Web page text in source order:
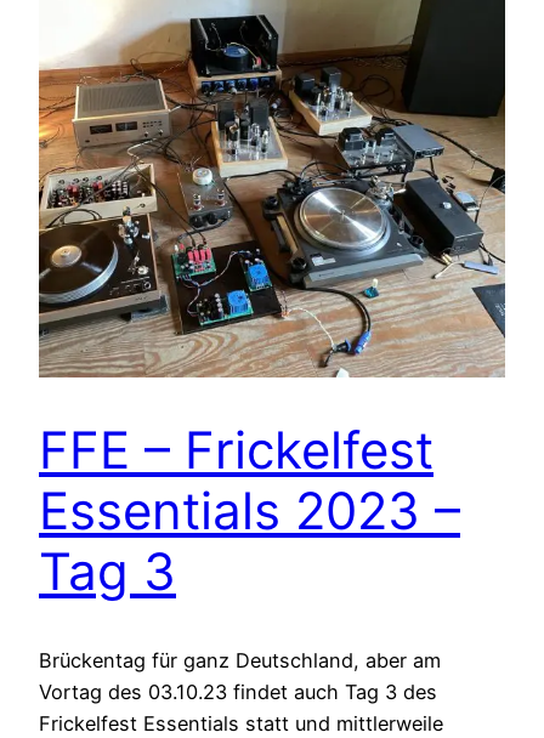
FFE – Frickelfest
Essentials 2023 –
Tag 3
Brückentag für ganz Deutschland, aber am
Vortag des 03.10.23 findet auch Tag 3 des
Frickelfest Essentials statt und mittlerweile